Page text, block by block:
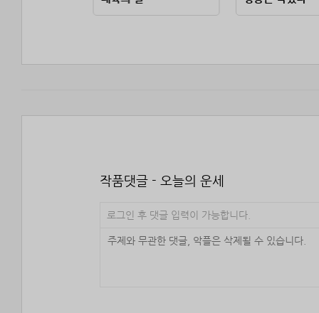
작품댓글 - 오늘의 운세
로그인 후 댓글 입력이 가능합니다.